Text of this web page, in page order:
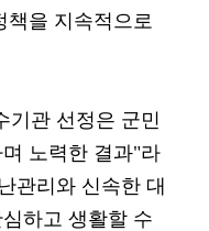
책을 지속적으로
기관 선정은 군민
노력한 결과"라
관리와 신속한 대
하고 생활할 수